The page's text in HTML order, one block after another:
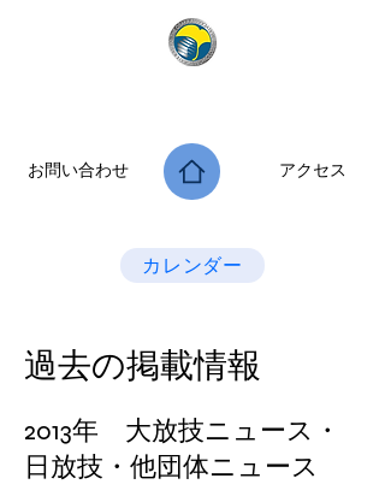
お問い合わせ アクセス
カレンダー
​過去の掲載情報
2013年 大放技ニュース・
日放技・他団体ニュース